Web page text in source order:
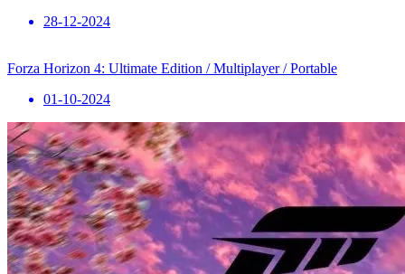
28-12-2024
Forza Horizon 4: Ultimate Edition / Multiplayer / Portable
01-10-2024